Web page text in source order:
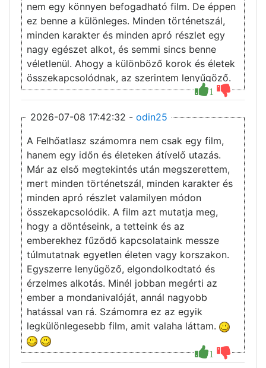
1
nem egy könnyen befogadható film. De éppen
ez benne a különleges. Minden történetszál,
minden karakter és minden apró részlet egy
nagy egészet alkot, és semmi sincs benne
véletlenül. Ahogy a különböző korok és életek
összekapcsolódnak, az szerintem lenyűgöző.
2026-07-08 17:42:32 - odin25
1
A Felhőatlasz számomra nem csak egy film,
hanem egy időn és életeken átívelő utazás.
Már az első megtekintés után megszerettem,
mert minden történetszál, minden karakter és
minden apró részlet valamilyen módon
összekapcsolódik. A film azt mutatja meg,
hogy a döntéseink, a tetteink és az
emberekhez fűződő kapcsolataink messze
túlmutatnak egyetlen életen vagy korszakon.
Egyszerre lenyűgöző, elgondolkodtató és
érzelmes alkotás. Minél jobban megérti az
ember a mondanivalóját, annál nagyobb
hatással van rá. Számomra ez az egyik
legkülönlegesebb film, amit valaha láttam.